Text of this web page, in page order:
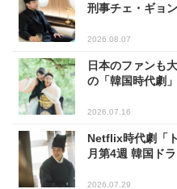
刑事チェ・ギョ
2026.08.07
日本のファンも
の「韓国時代劇
2026.07.16
Netflix時代劇「
月第4週 韓国ド
2026.07.29